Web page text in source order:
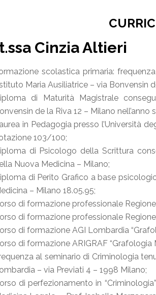
Cinzia Altieri
scolastica primaria:
Maria Ausiliatrice – via Bonvensin
di Maturità Magistrale
de la Riva 12 – Milano
in Pedagogia presso l’Università
103/100;
di Psicologo della Scrittura
Nuova Medicina – Milano;
di Perito Grafico a base
– Milano 18.05.95;
di formazione professionale
di formazione professionale
di formazione AGI Lombardia
di formazione ARIGRAF “Grafologia
al seminario di Criminologia
– via Previati 4 – 1998 Milano;
di perfezionamento in